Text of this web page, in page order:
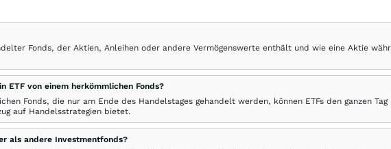
Fonds, der Aktien, Anleihen oder andere Vermögenswerte enthält und wie eine Aktie
ETF von einem herkömmlichen Fonds?
Fonds, die nur am Ende des Handelstages gehandelt werden, können ETFs den ganzen
auf Handelsstrategien bietet.
als andere Investmentfonds?